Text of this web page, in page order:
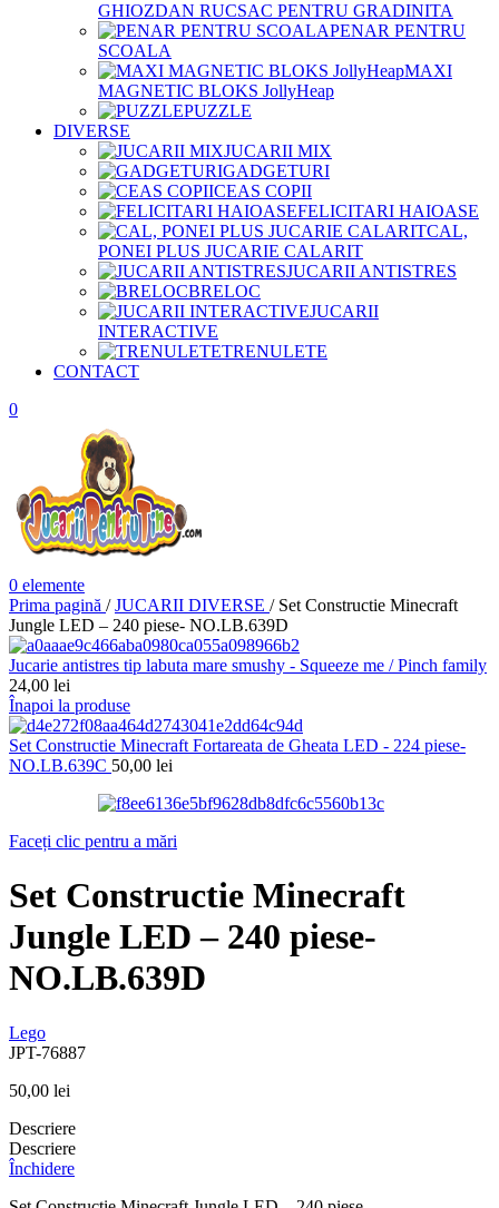
GHIOZDAN RUCSAC PENTRU GRADINITA
PENAR PENTRU
SCOALA
MAXI
MAGNETIC BLOKS JollyHeap
PUZZLE
DIVERSE
JUCARII MIX
GADGETURI
CEAS COPII
FELICITARI HAIOASE
CAL,
PONEI PLUS JUCARIE CALARIT
JUCARII ANTISTRES
BRELOC
JUCARII
INTERACTIVE
TRENULETE
CONTACT
0
0 elemente
Prima pagină / JUCARII DIVERSE / Set Constructie Minecraft
Jungle LED – 240 piese- NO.LB.639D
Jucarie antistres tip labuta mare smushy - Squeeze me / Pinch family
24,00 lei
Înapoi la produse
Set Constructie Minecraft Fortareata de Gheata LED - 224 piese-
NO.LB.639C 50,00 lei
Faceți clic pentru a mări
Set Constructie Minecraft
Jungle LED – 240 piese-
NO.LB.639D
Lego
JPT-76887
50,00 lei
Descriere
Descriere
Închidere